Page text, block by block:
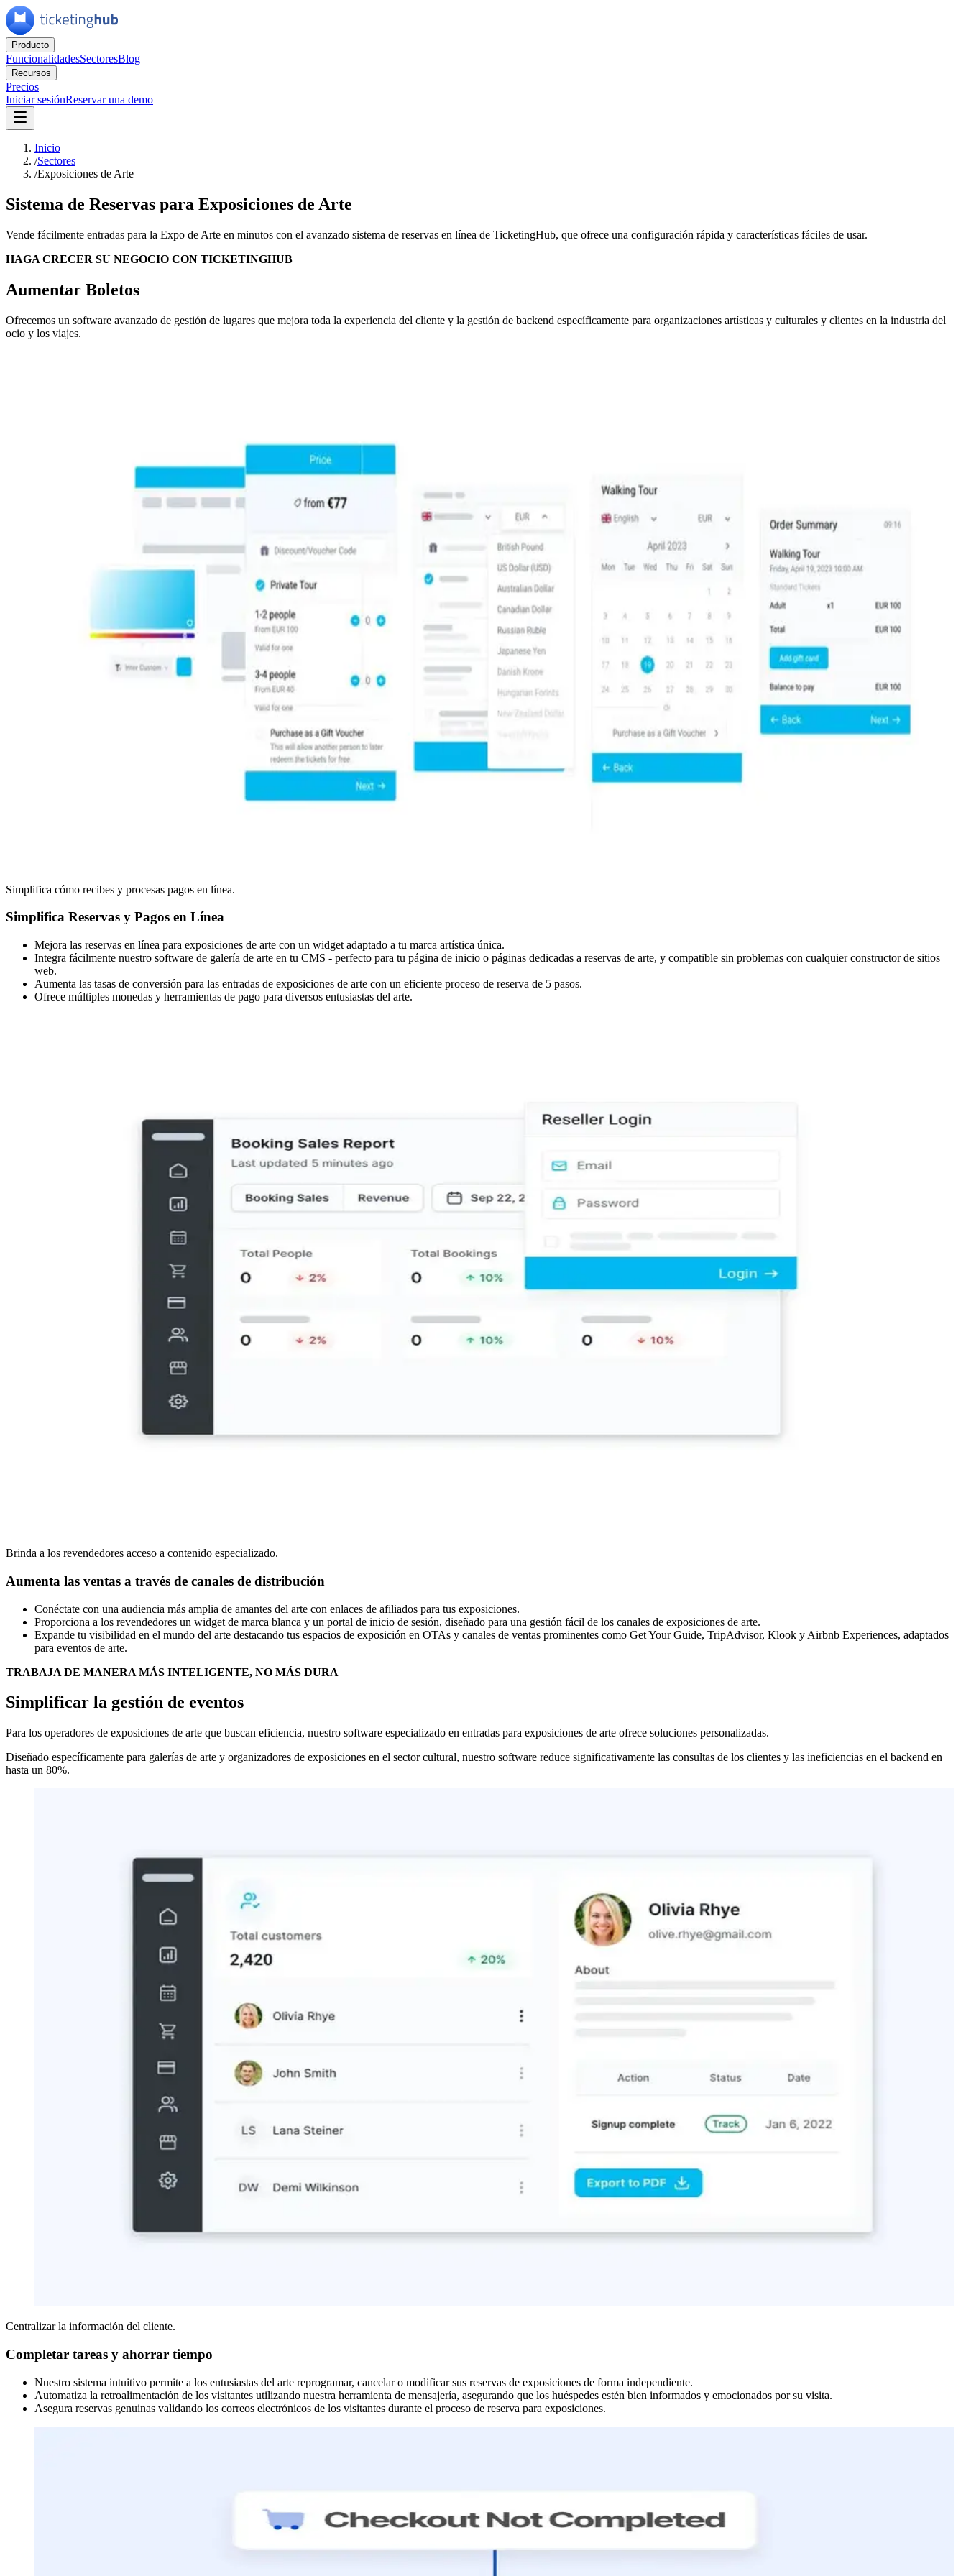
Producto
FuncionalidadesSectoresBlog
Recursos
Precios
Iniciar sesiónReservar una demo
Inicio
/Sectores
/Exposiciones de Arte
Sistema de Reservas para Exposiciones de Arte
Vende fácilmente entradas para la Expo de Arte en minutos con el avanzado sistema de reservas en línea de TicketingHub, que ofrece una configuración rápida y características fáciles de usar.
HAGA CRECER SU NEGOCIO CON TICKETINGHUB
Aumentar Boletos
Ofrecemos un software avanzado de gestión de lugares que mejora toda la experiencia del cliente y la gestión de backend específicamente para organizaciones artísticas y culturales y clientes en la industria del
ocio y los viajes.
Simplifica cómo recibes y procesas pagos en línea.
Simplifica Reservas y Pagos en Línea
Mejora las reservas en línea para exposiciones de arte con un widget adaptado a tu marca artística única.
Integra fácilmente nuestro software de galería de arte en tu CMS - perfecto para tu página de inicio o páginas dedicadas a reservas de arte, y compatible sin problemas con cualquier constructor de sitios
web.
Aumenta las tasas de conversión para las entradas de exposiciones de arte con un eficiente proceso de reserva de 5 pasos.
Ofrece múltiples monedas y herramientas de pago para diversos entusiastas del arte.
Brinda a los revendedores acceso a contenido especializado.
Aumenta las ventas a través de canales de distribución
Conéctate con una audiencia más amplia de amantes del arte con enlaces de afiliados para tus exposiciones.
Proporciona a los revendedores un widget de marca blanca y un portal de inicio de sesión, diseñado para una gestión fácil de los canales de exposiciones de arte.
Expande tu visibilidad en el mundo del arte destacando tus espacios de exposición en OTAs y canales de ventas prominentes como Get Your Guide, TripAdvisor, Klook y Airbnb Experiences, adaptados
para eventos de arte.
TRABAJA DE MANERA MÁS INTELIGENTE, NO MÁS DURA
Simplificar la gestión de eventos
Para los operadores de exposiciones de arte que buscan eficiencia, nuestro software especializado en entradas para exposiciones de arte ofrece soluciones personalizadas.
Diseñado específicamente para galerías de arte y organizadores de exposiciones en el sector cultural, nuestro software reduce significativamente las consultas de los clientes y las ineficiencias en el backend en
hasta un 80%.
Centralizar la información del cliente.
Completar tareas y ahorrar tiempo
Nuestro sistema intuitivo permite a los entusiastas del arte reprogramar, cancelar o modificar sus reservas de exposiciones de forma independiente.
Automatiza la retroalimentación de los visitantes utilizando nuestra herramienta de mensajería, asegurando que los huéspedes estén bien informados y emocionados por su visita.
Asegura reservas genuinas validando los correos electrónicos de los visitantes durante el proceso de reserva para exposiciones.